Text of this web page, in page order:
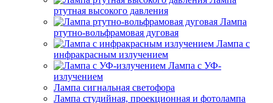
ртутная высокого давления
Лампа
ртутно-вольфрамовая дуговая
Лампа с
инфракрасным излучением
Лампа с УФ-
излучением
Лампа сигнальная светофора
Лампа студийная, проекционная и фотолампа